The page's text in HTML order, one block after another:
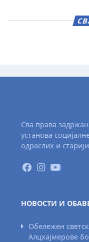
Сва права
установа
одраслих и
НОВОСТИ И
Обележен
Алцхајмерове